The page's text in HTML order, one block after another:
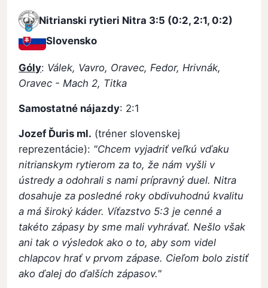
Nitrianski rytieri Nitra 3:5 (0:2, 2:1, 0:2)
Slovensko
Góly: Válek, Vavro, Oravec, Fedor, Hrivnák,
Oravec - Mach 2, Titka
Samostatné nájazdy: 2:1
Jozef Ďuris ml. (tréner slovenskej
reprezentácie): "Chcem vyjadriť veľkú vďaku
nitrianskym rytierom za to, že nám vyšli v
ústredy a odohrali s nami prípravný duel. Nitra
dosahuje za posledné roky obdivuhodnú kvalitu
a má široký káder. Víťazstvo 5:3 je cenné a
takéto zápasy by sme mali vyhrávať. Nešlo však
ani tak o výsledok ako o to, aby som videl
chlapcov hrať v prvom zápase. Cieľom bolo zistiť
ako ďalej do ďalších zápasov."